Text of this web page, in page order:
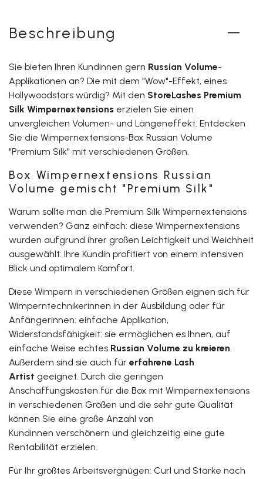
Beschreibung
Sie bieten Ihren Kundinnen gern Russian Volume-
Applikationen an? Die mit dem "Wow"-Effekt, eines
Hollywoodstars würdig? Mit den StoreLashes Premium
Silk Wimpernextensions erzielen Sie einen
unvergleichen Volumen- und Längeneffekt. Entdecken
Sie die Wimpernextensions-Box Russian Volume
"Premium Silk" mit verschiedenen Größen.
Box Wimpernextensions Russian
Volume gemischt "Premium Silk"
Warum sollte man die Premium Silk Wimpernextensions
verwenden? Ganz einfach: diese Wimpernextensions
wurden aufgrund ihrer großen Leichtigkeit und Weichheit
ausgewählt: Ihre Kundin profitiert von einem intensiven
Blick und optimalem Komfort.
Diese Wimpern in verschiedenen Größen eignen sich für
Wimperntechnikerinnen in der Ausbildung oder für
Anfängerinnen: einfache Applikation,
Widerstandsfähigkeit: sie ermöglichen es Ihnen, auf
einfache Weise echtes Russian Volume zu kreieren.
Außerdem sind sie auch für erfahrene Lash
Artist geeignet. Durch die geringen
Anschaffungskosten für die Box mit Wimpernextensions
in verschiedenen Größen und die sehr gute Qualität
können Sie eine große Anzahl von
Kundinnen verschönern und gleichzeitig eine gute
Rentabilität erzielen.
Für Ihr größtes Arbeitsvergnügen: Curl und Stärke nach